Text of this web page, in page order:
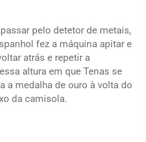
pelo detetor de metais,
fez a máquina apitar e
atrás e repetir a
altura em que Tenas se
a medalha de ouro à volta do
da camisola.